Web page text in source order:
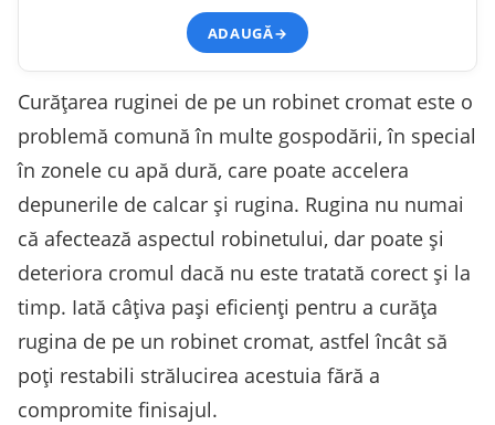
ADAUGĂ→
Curățarea ruginei de pe un robinet cromat este o
problemă comună în multe gospodării, în special
în zonele cu apă dură, care poate accelera
depunerile de calcar și rugina. Rugina nu numai
că afectează aspectul robinetului, dar poate și
deteriora cromul dacă nu este tratată corect și la
timp. Iată câțiva pași eficienți pentru a curăța
rugina de pe un robinet cromat, astfel încât să
poți restabili strălucirea acestuia fără a
compromite finisajul.